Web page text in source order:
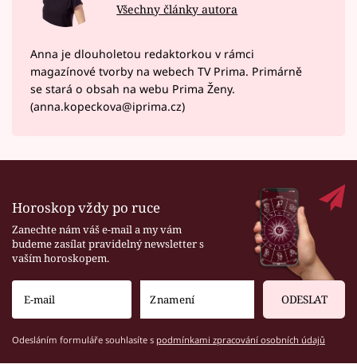
Všechny články autora
Anna je dlouholetou redaktorkou v rámci
magazínové tvorby na webech TV Prima. Primárně
se stará o obsah na webu Prima Ženy.
(anna.kopeckova@iprima.cz)
Horoskop vždy po ruce
Zanechte nám váš e-mail a my vám
budeme zasílat pravidelný newsletter s
vaším horoskopem.
ODESLAT
Odesláním formuláře souhlasíte s podmínkami zpracování osobních údajů